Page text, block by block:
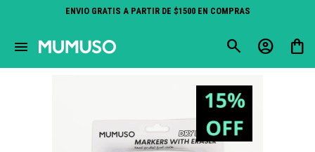
ENVIO GRATIS A PARTIR DE $1500 EN COMPRAS
menu
close